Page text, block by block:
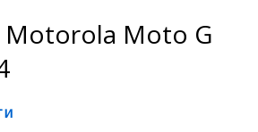
Moto G